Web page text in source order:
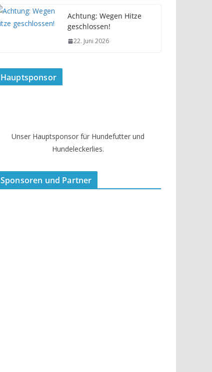
Achtung: Wegen Hitze
geschlossen!
22. Juni 2026
Hauptsponsor
Unser Hauptsponsor für Hundefutter und
Hundeleckerlies.
Sponsoren und Partner